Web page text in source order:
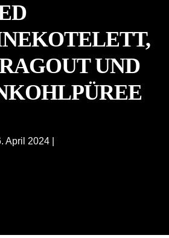
UND
April 2024 |